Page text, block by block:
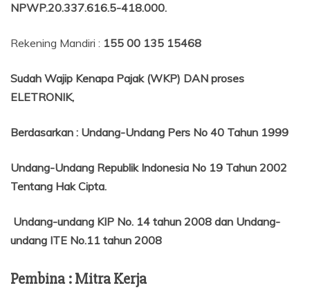
NPWP.20.337.616.5-418.000.
Rekening Mandiri : 155 00 135 15468
Sudah Wajip Kenapa Pajak (WKP) DAN proses
ELETRONIK,
Berdasarkan : Undang-Undang Pers No 40 Tahun 1999
Undang-Undang Republik Indonesia No 19 Tahun 2002
Tentang Hak Cipta.
Undang-undang KIP No. 14 tahun 2008 dan Undang-
undang ITE No.11 tahun 2008
Pembina : Mitra Kerja